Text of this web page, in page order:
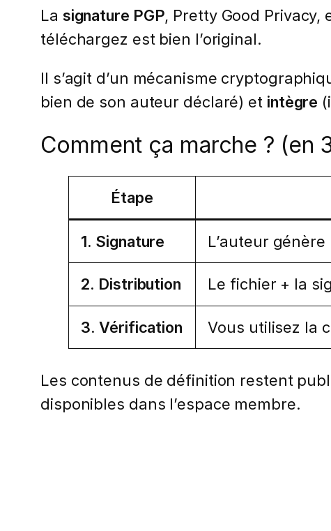
La signature PGP, Pretty Good
téléchargez est bien l’original.
Il s’agit d’un mécanisme
bien de son auteur déclaré) et intègre
Comment ça marche ? (en
Étape
1. Signature L’auteur
2. Distribution Le fichier + la
3. Vérification Vous utilisez la
Les contenus de définition restent
disponibles dans l’espace membre.